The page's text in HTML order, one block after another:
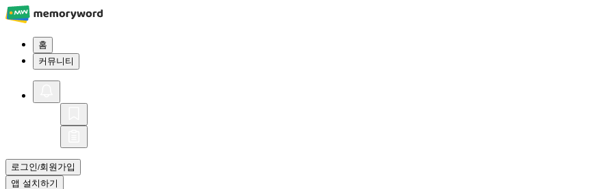
홈
커뮤니티
로그인/회원가입
앱 설치하기